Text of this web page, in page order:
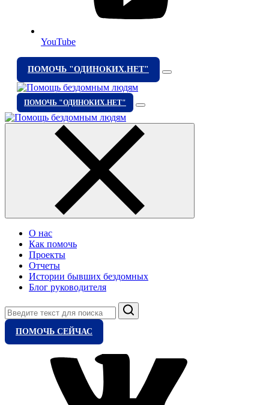
YouTube
ПОМОЧЬ "ОДИНОКИХ.НЕТ"
ПОМОЧЬ "ОДИНОКИХ.НЕТ"
О нас
Как помочь
Проекты
Отчеты
Истории бывших бездомных
Блог руководителя
Поиск
ПОМОЧЬ СЕЙЧАС